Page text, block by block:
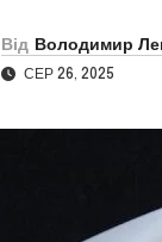
Від Володимир
СЕР 26, 2025